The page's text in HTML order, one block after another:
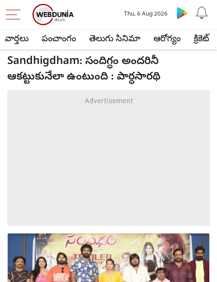
వార్తలు పంచాంగం తెలుగు సినిమా ఆరోగ్యం క్రికెట్
Thu, 6 Aug 2026
Sandhigdham: సందిగ్ధం అందరినీ
ఆకట్టుకునేలా ఉంటుంది : పార్ధసారథి